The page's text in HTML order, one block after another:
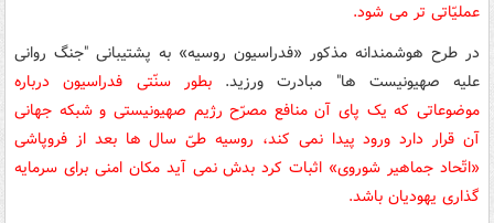
عملیّاتی تر می شود.
در طرح هوشمندانه مذکور «فدراسیون روسیه» به پشتیبانی "جنگ روانی
علیه صهیونیست ها" مبادرت ورزید.بطور سنّتی فدراسیون درباره
موضوعاتی که یک پای آن منافع مصرّح رژیم صهیونیستی و شبکه جهانی
آن قرار دارد ورود پیدا نمی کند، روسیه طیّ سال ها بعد از فروپاشی
«اتّحاد جماهیر شوروی» اثبات کرد بدش نمی آید مکان امنی برای سرمایه
گذاری یهودیان باشد.